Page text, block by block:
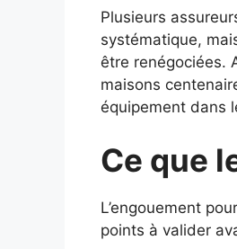
Plusieurs
systématique,
être renégociées.
maisons
équipement dans
Ce que
L’engouement
points à valider